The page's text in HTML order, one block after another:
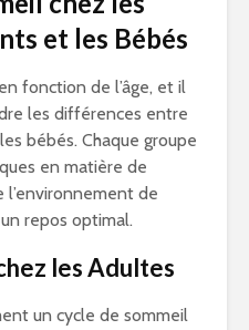
et les Bébés
fonction de l’âge, et il
les différences entre
bébés. Chaque groupe
en matière de
l’environnement de
repos optimal.
les Adultes
un cycle de sommeil